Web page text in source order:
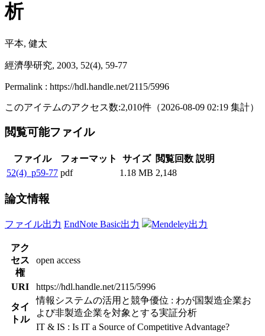
析
平本, 健太
經濟學研究, 2003, 52(4), 59-77
Permalink : https://hdl.handle.net/2115/5996
このアイテムのアクセス数:2,010件 （2026-08-09 02:19 集計）
閲覧可能ファイル
ファイル フォーマット サイズ 閲覧回数 説明
52(4)_p59-77 pdf 1.18 MB 2,148
論文情報
ファイル出力 EndNote Basic出力 Mendeley出力
アク
セス
権
open access
URI
https://hdl.handle.net/2115/5996
タイ
トル
情報システムの活用と競争優位 : わが国製造企業お
よび非製造企業を対象とする実証分析
IT & IS : Is IT a Source of Competitive Advantage?